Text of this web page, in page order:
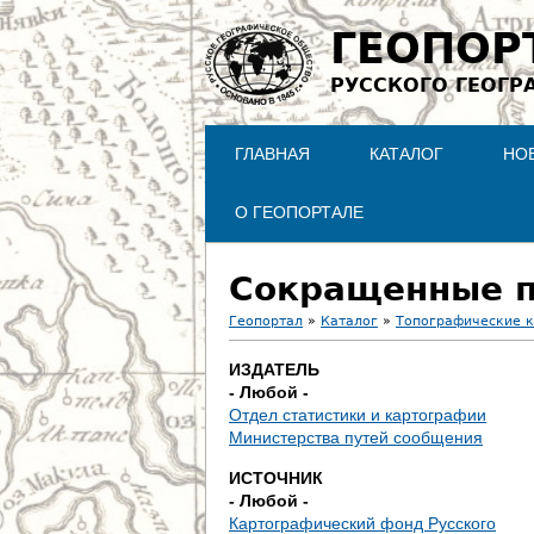
РУССКОГО
ГЛАВНАЯ КАТАЛОГ
О ГЕОПОРТАЛЕ
Сокращенные
В
ы
з
д
Геопортал » Каталог » Топографические
ИЗДАТЕЛЬ
- Любой -
Отдел статистики и картографии
Министерства путей сообщения
ИСТОЧНИК
- Любой -
Картографический фонд Русского